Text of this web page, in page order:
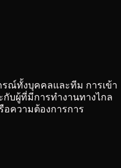
รณ์ทั้งบุคคลและทีม การเข้า
บผู้ที่มีการทำงานทางไกล
ความต้องการการ